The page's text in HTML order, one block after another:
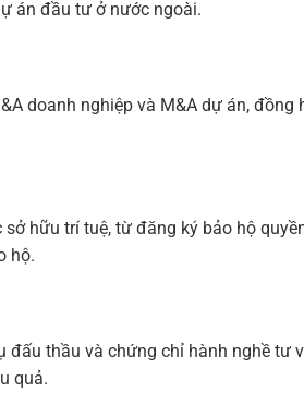
án đầu tư ở nước ngoài.
doanh nghiệp và M&A dự án,
hữu trí tuệ, từ đăng ký bảo hộ
hộ.
thầu và chứng chỉ hành nghề tư
quả.